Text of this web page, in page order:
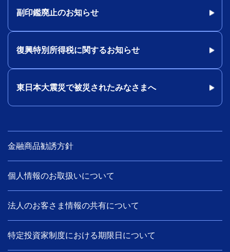
副印鑑廃止のお知らせ
復興特別所得税に関するお知らせ
東日本大震災で被災されたみなさまへ
金融商品勧誘方針
個人情報のお取扱いについて
法人のお客さま情報の共有について
特定投資家制度における期限日について